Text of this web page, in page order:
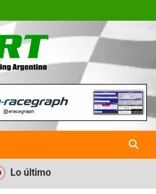
| La Revista
Karting en
Lo último